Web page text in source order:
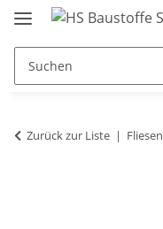
Zurück zur Liste Fliesen